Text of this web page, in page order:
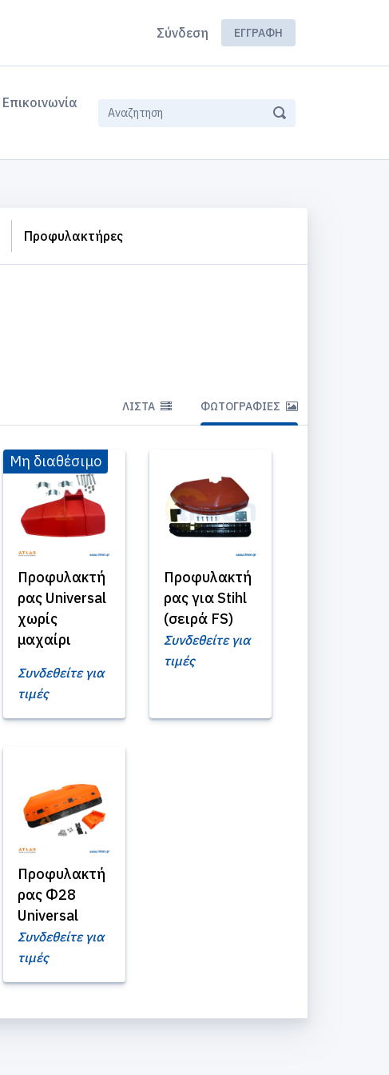
Σύνδεση ΕΓΓΡΑΦΉ
Επικοινωνία
Προφυλακτήρες
ΛΊΣΤΑ ΦΩΤΟΓΡΑΦΊΕΣ
Προφυλακτή
ρας Universal
χωρίς
μαχαίρι
Μη διαθέσιμο
Συνδεθείτε για
τιμές
Προφυλακτή
ρας για Stihl
(σειρά FS)
Συνδεθείτε για
τιμές
Προφυλακτή
ρας Φ28
Universal
Συνδεθείτε για
τιμές